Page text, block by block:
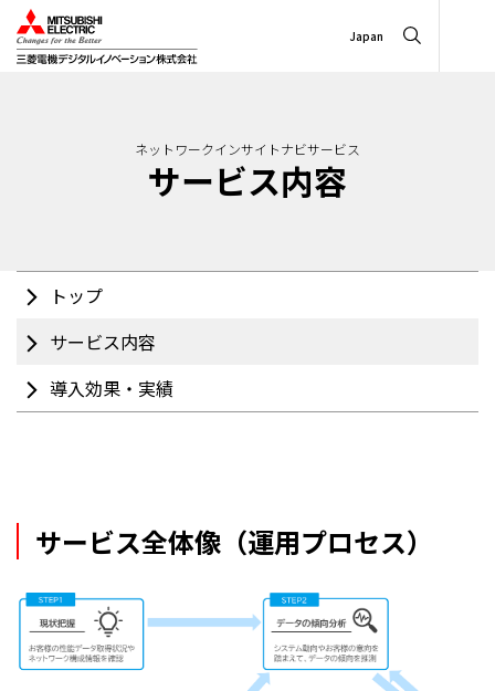
Japan
ネットワークインサイトナビサービス
サービス内容
トップ
サービス内容
導入効果・実績
サービス全体像（運用プロセス）